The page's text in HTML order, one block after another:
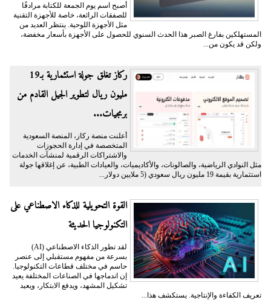
أصبح اسم يوم الجمعة للكتابة مرادفًا
للصفقات الرائعة، خاصة للأجهزة التقنية
مثل الأجهزة اللوحية. ينتظر العديد من
المستهلكين بفارغ الصبر هذا الحدث السنوي للحصول على الأجهزة بأسعار مخفضة،
ولكن قد يكون من...
ركاز تغلق جولة استثمارية بـ19
مليون ريال لتطوير الجيل القادم من
برمجيات...
أعلنت منصة ركاز، المنصة السعودية
المتخصصة في إدارة الحجوزات
والاشتراكات الرقمية لمنشآت الخدمات
مثل النوادي الرياضية، والصالونات، والأكاديميات، والعيادات الطبية، عن إغلاقها جولة
استثمارية بقيمة 19 مليون ريال سعودي (5 ملايين دولار...
القوة التحويلية للذكاء الاصطناعي على
التكنولوجيا الحديثة
لقد تطور الذكاء الاصطناعي (AI)
بسرعة من مفهوم مستقبلي إلى عنصر
حاسم في مختلف قطاعات التكنولوجيا.
إن اندماجها في الصناعات المختلفة يعيد
تشكيل المشهد، ويدفع الابتكار، ويعيد
تعريف الكفاءة والإنتاجية. يستكشف هذا...